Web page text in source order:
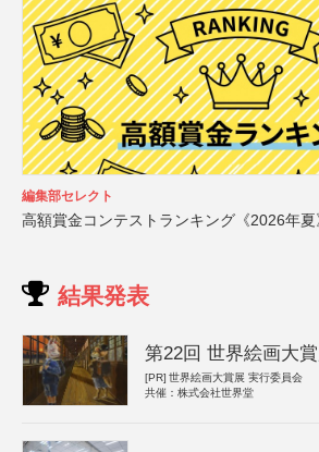
編集部セレクト
高額賞金コンテストランキング《2026年夏
結果発表
第22回 世界絵画大
[PR] 世界絵画大賞展 実行委員会
共催：株式会社世界堂